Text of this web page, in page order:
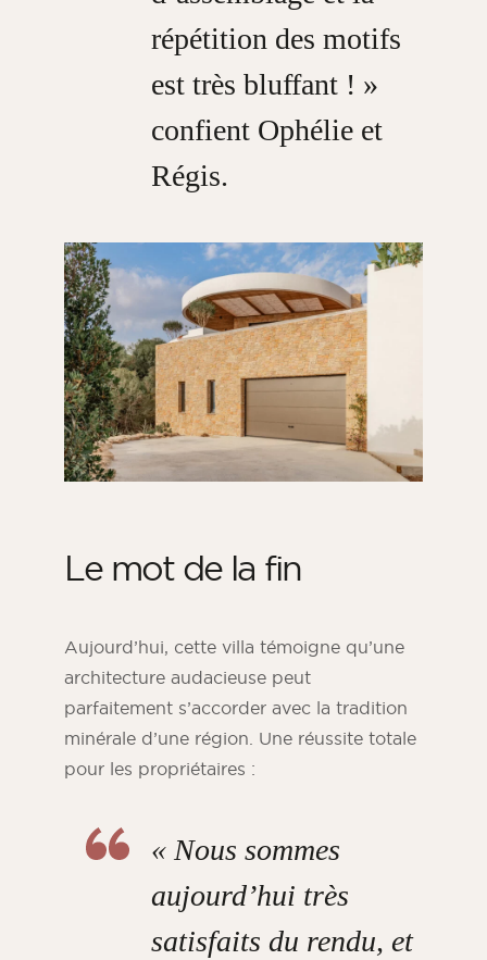
répétition des motifs
est très bluffant ! »
confient Ophélie et
Régis.
Le mot de la fin
Aujourd’hui, cette villa témoigne qu’une
architecture audacieuse peut
parfaitement s’accorder avec la tradition
minérale d’une région. Une réussite totale
pour les propriétaires :
« Nous sommes
aujourd’hui très
satisfaits du rendu, et